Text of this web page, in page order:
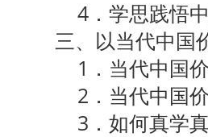
4．学思践悟中
三、以当代中国
1．当代中国
2．当代中国价
3．如何真学真